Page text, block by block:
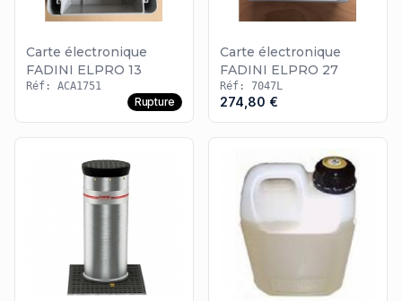
Carte électronique
FADINI ELPRO 13
Réf: ACA1751
Rupture
Carte électronique
FADINI ELPRO 27
Réf: 7047L
274,80 €